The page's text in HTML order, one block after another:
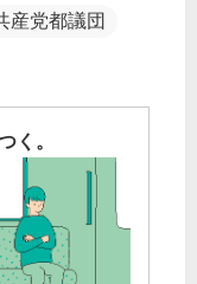
産党都議団
く。